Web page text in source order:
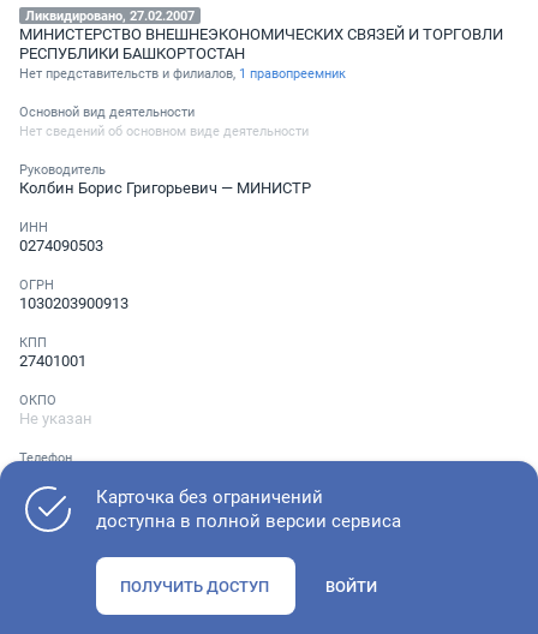
Ликвидировано, 27.02.2007
МИНИСТЕРСТВО ВНЕШНЕЭКОНОМИЧЕСКИХ СВЯЗЕЙ И ТОРГОВЛИ
РЕСПУБЛИКИ БАШКОРТОСТАН
Нет представительств и филиалов, 1 правопреемник
Основной вид деятельности
Нет сведений об основном виде деятельности
Руководитель
Колбин Борис Григорьевич — МИНИСТР
ИНН
0274090503
ОГРН
1030203900913
КПП
27401001
ОКПО
Не указан
Телефон
Как оценить состояние компании
Карточка без ограничений
доступна в полной версии сервиса
ПОЛУЧИТЬ ДОСТУП ВОЙТИ